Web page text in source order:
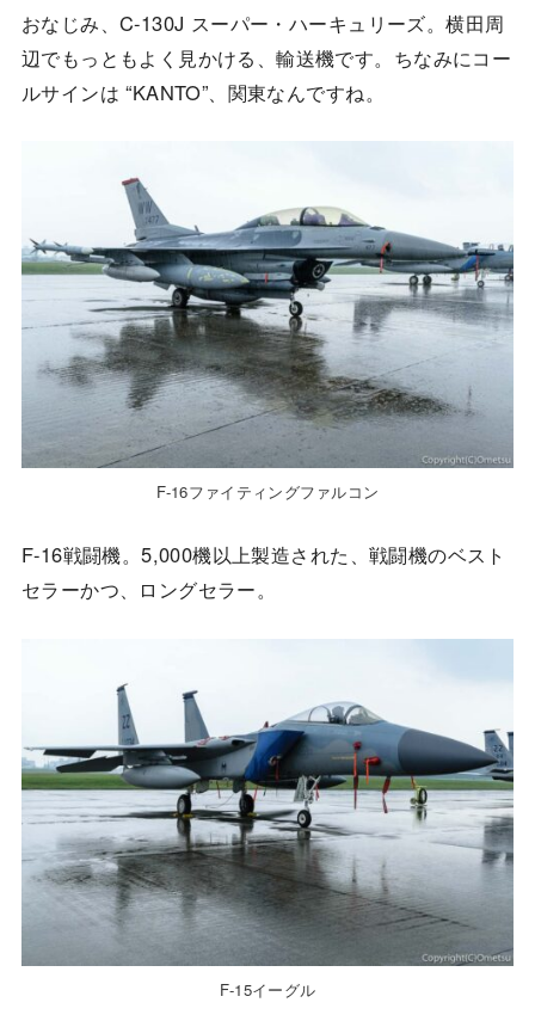
おなじみ、C-130J スーパー・ハーキュリーズ。横田周
辺でもっともよく見かける、輸送機です。ちなみにコー
ルサインは “KANTO”、関東なんですね。
F-16ファイティングファルコン
F-16戦闘機。5,000機以上製造された、戦闘機のベスト
セラーかつ、ロングセラー。
F-15イーグル